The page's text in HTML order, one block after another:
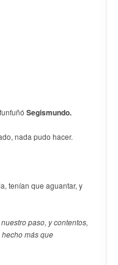
Segismundo.
nada pudo hacer.
tenían que aguantar, y
paso, y contentos,
más que